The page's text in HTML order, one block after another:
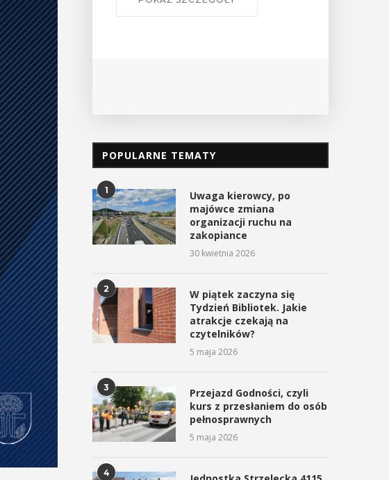
POPULARNE TEMATY
1
Uwaga kierowcy, po
majówce zmiana
organizacji ruchu na
zakopiance
30 kwietnia 2026
2
W piątek zaczyna się
Tydzień Bibliotek. Jakie
atrakcje czekają na
czytelników?
5 maja 2026
3
Przejazd Godności, czyli
kurs z przesłaniem do osób
pełnosprawnych
5 maja 2026
4